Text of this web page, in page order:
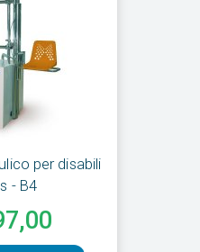
per disabili
- B4